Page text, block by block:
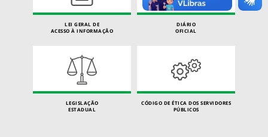
LEI GERAL DE
ACESSO À INFORMAÇÃO
DIÁRIO
OFICIAL
LEGISLAÇÃO
ESTADUAL
CÓDIGO DE ÉTICA DOS SERVIDORES
PÚBLICOS